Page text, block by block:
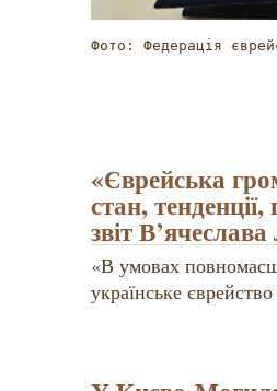
Фото: Федерація
«Єврейська
стан,
звіт
«В умовах
українське